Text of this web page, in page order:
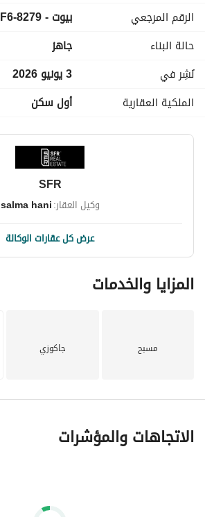
الرقم المرجعي
بيوت - 8279-RJabF6
حالة البناء
جاهز
نُشِر في
3 يونيو 2026
الملكية العقارية
أول سكن
SFR
وكيل العقار:salma hani
عرض كل عقارات الوكالة
المزايا والخدمات
مسبح جاكوزي
الاتجاهات والمؤشرات